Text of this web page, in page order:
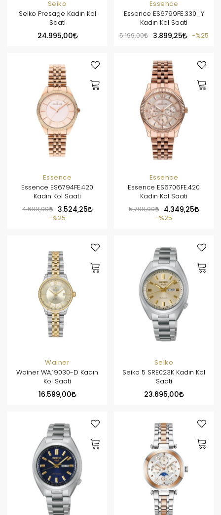
Seiko
Seiko Presage Kadın Kol
Saati
24.995,00
Essence
Essence ES6799FE.330_Y
Kadın Kol Saati
5.199,00
3.899,25 %25
Essence
Essence ES6794FE.420
Kadın Kol Saati
4.699,00
3.524,25
%25
Essence
Essence ES6706FE.420
Kadın Kol Saati
5.799,00
4.349,25
%25
Wainer
Wainer WA.19030-D Kadın
Kol Saati
16.599,00
Seiko
Seiko 5 SRE023K Kadın Kol
Saati
23.695,00